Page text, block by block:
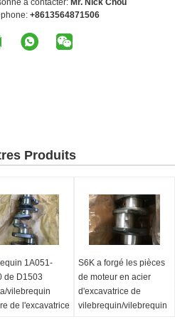
à contacter: Mr. Nick Chou
+8613564871506
Produits
1A051-
de D1503
vilebrequin
de l'excavatrice
S6K a forgé les pièces
de moteur en acier
d'excavatrice de
vilebrequin/vilebrequin